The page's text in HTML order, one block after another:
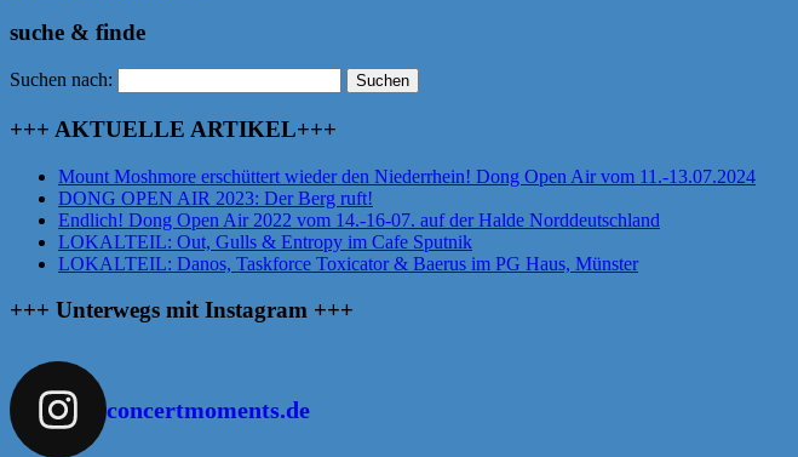
suche & finde
Suchen nach:
+++ AKTUELLE ARTIKEL+++
Mount Moshmore erschüttert wieder den Niederrhein! Dong Open Air vom 11.-13.07.2024
DONG OPEN AIR 2023: Der Berg ruft!
Endlich! Dong Open Air 2022 vom 14.-16-07. auf der Halde Norddeutschland
LOKALTEIL: Out, Gulls & Entropy im Cafe Sputnik
LOKALTEIL: Danos, Taskforce Toxicator & Baerus im PG Haus, Münster
+++ Unterwegs mit Instagram +++
concertmoments.de